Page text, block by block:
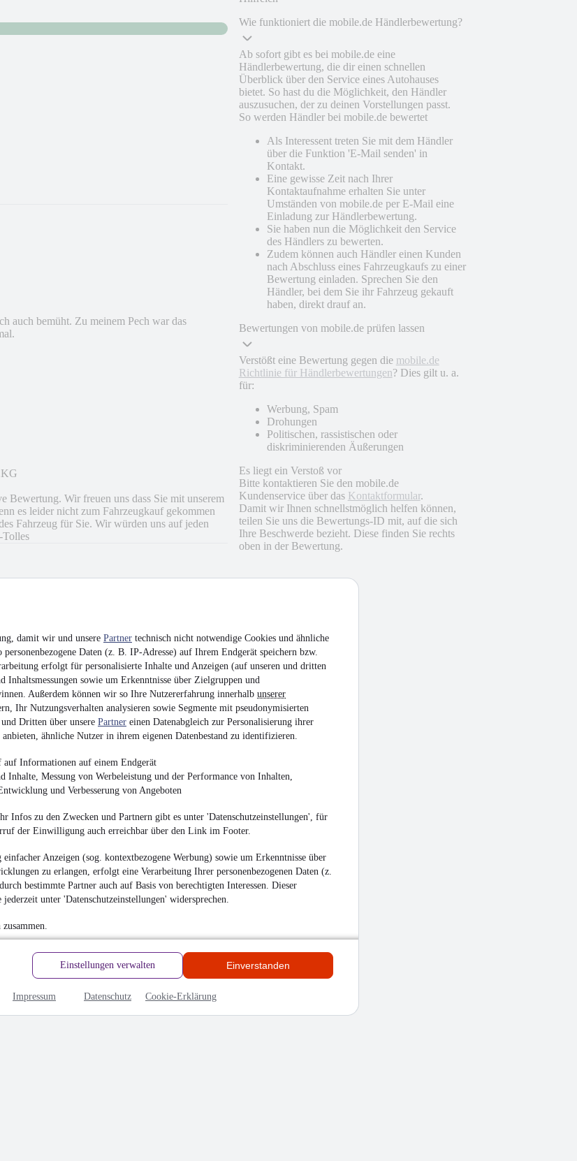
damit wir und unsere Partner technisch nicht notwendige Cookies und ähnliche
personenbezogene Daten (z. B. IP-Adresse) auf Ihrem Endgerät speichern bzw.
erfolgt für personalisierte Inhalte und Anzeigen (auf unseren und dritten
Inhaltsmessungen sowie um Erkenntnisse über Zielgruppen und
Außerdem können wir so Ihre Nutzererfahrung innerhalb unserer
Ihr Nutzungsverhalten analysieren sowie Segmente mit pseudonymisierten
Dritten über unsere Partner einen Datenabgleich zur Personalisierung ihrer
ähnliche Nutzer in ihrem eigenen Datenbestand zu identifizieren.
Informationen auf einem Endgerät
Inhalte, Messung von Werbeleistung und der Performance von Inhalten,
und Verbesserung von Angeboten
Infos zu den Zwecken und Partnern gibt es unter 'Datenschutzeinstellungen', für
der Einwilligung auch erreichbar über den Link im Footer.
Anzeigen (sog. kontextbezogene Werbung) sowie um Erkenntnisse über
zu erlangen, erfolgt eine Verarbeitung Ihrer personenbezogenen Daten (z.
bestimmte Partner auch auf Basis von berechtigten Interessen. Dieser
unter 'Datenschutzeinstellungen' widersprechen.
Einstellungen verwalten Einverstanden
Impressum Datenschutz Cookie-Erklärung
auch bemüht. Zu meinem Pech war das
Wir freuen uns dass Sie mit unserem
es leider nicht zum Fahrzeugkauf gekommen
Fahrzeug für Sie. Wir würden uns auf jeden
Tolles
Bewertung unseres Autohauses und der
zu einem Fahrzeugkauf gekommen ist, würden
sein sollte. Schöne Grüße aus Neuss und
Wie funktioniert die mobile.de Händlerbewertung?
Ab sofort gibt es bei mobile.de eine
Händlerbewertung, die dir einen schnellen
Überblick über den Service eines Autohauses
bietet. So hast du die Möglichkeit, den Händler
auszusuchen, der zu deinen Vorstellungen passt.
So werden Händler bei mobile.de bewertet
Als Interessent treten Sie mit dem Händler
über die Funktion 'E-Mail senden' in
Kontakt.
Eine gewisse Zeit nach Ihrer
Kontaktaufnahme erhalten Sie unter
Umständen von mobile.de per E-Mail eine
Einladung zur Händlerbewertung.
Sie haben nun die Möglichkeit den Service
des Händlers zu bewerten.
Zudem können auch Händler einen Kunden
nach Abschluss eines Fahrzeugkaufs zu einer
Bewertung einladen. Sprechen Sie den
Händler, bei dem Sie ihr Fahrzeug gekauft
haben, direkt drauf an.
Bewertungen von mobile.de prüfen lassen
Verstößt eine Bewertung gegen die mobile.de
Richtlinie für Händlerbewertungen? Dies gilt u. a.
für:
Werbung, Spam
Drohungen
Politischen, rassistischen oder
diskriminierenden Äußerungen
Es liegt ein Verstoß vor
Bitte kontaktieren Sie den mobile.de
Kundenservice über das Kontaktformular.
Damit wir Ihnen schnellstmöglich helfen können,
teilen Sie uns die Bewertungs-ID mit, auf die sich
Ihre Beschwerde bezieht. Diese finden Sie rechts
oben in der Bewertung.